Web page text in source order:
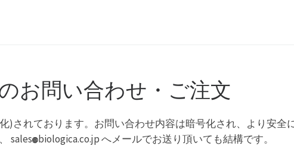
お問い合わせ・ご注文
)されております。お問い合わせ内容は暗号化され、より安全
sales biologica.co.jp へメールでお送り頂いても結構です。